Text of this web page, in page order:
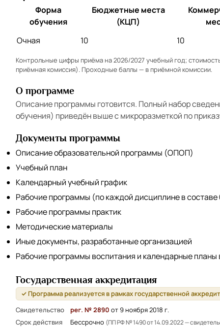
Форма
обучения
Бюджетные места
(КЦП)
Очная 10 10
Контрольные цифры приёма на 2026/2027 учебный год;
приёмная комиссия). Проходные баллы — в приёмной комиссии.
О программе
Описание программы готовится. Полный набор
обучения) приведён выше с микроразметкой по
Документы программы
Описание образовательной программы (ОПОП)
Учебный план
Календарный учебный график
Рабочие программы (по каждой дисциплине в
Рабочие программы практик
Методические материалы
Иные документы, разработанные организацией
Рабочие программы воспитания и календарные планы
Государственная аккредитация
✓ Программа реализуется в рамках государственной
Свидетельство
рег. № 2890 от 9 ноября 2018 г.
Срок действия
Бессрочно (ПП РФ № 1490 от 14.09.2022 —